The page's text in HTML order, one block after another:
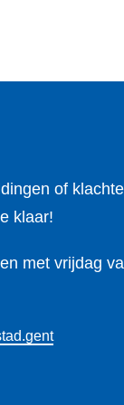
of
klaar!
met vrijdag